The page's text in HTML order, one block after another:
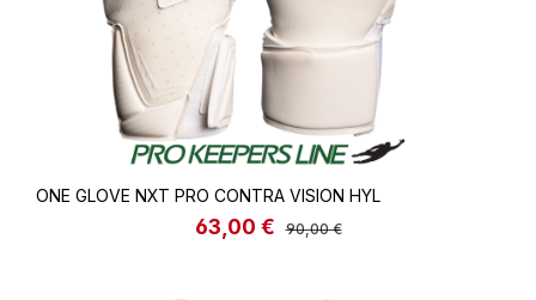
ONE GLOVE NXT PRO CONTRA VISION HYL
Verkaufspreis:
63,00 € Regulärer Preis:
90,00 €